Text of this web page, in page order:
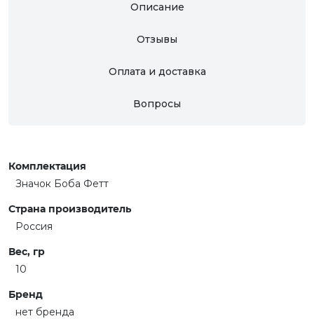
Описание
Отзывы
Оплата и доставка
Вопросы
Комплектация
Значок Боба Фетт
Страна производитель
Россия
Вес, гр
10
Бренд
нет бренда